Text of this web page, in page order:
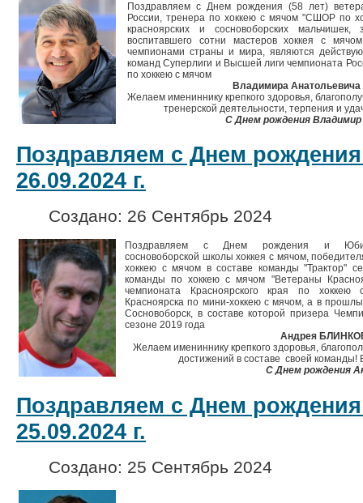
Поздравляем с Днем рождения (58 лет)
России, тренера по хоккею с мячом "СШОР по
красноярских и сосновоборских
воспитавшего сотни мастеров хоккея с
чемпионами страны и мира, являются
команд Суперлиги и Высшей лиги чемпионата
по хоккею с мячом
Владимира
Желаем имениннику крепкого здоровья,
тренерской деятельности, терпения и
С Днем рождения
Поздравляем с Днем
26.09.2024 г.
Создано: 26 Сентябрь 2024
Поздравляем с Днем рождения и
сосновоборской школы хоккея с мячом,
хоккею с мячом в составе команды "Трактор"
команды по хоккею с мячом "Ветераны
чемпионата Красноярского края по
Красноярска по мини-хоккею с мячом, а в
Сосновоборск, в составе которой призера
сезоне 2019 года
Андрея
Желаем имениннику крепкого здоровья,
достижений в составе своей команды!
С Днем рождения
Поздравляем с Днем
25.09.2024 г.
Создано: 25 Сентябрь 2024